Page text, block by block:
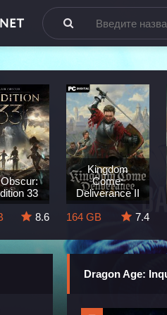
33
8.6
Kingdom
Come:
Deliverance II
164 GB
7.4
Dragon Age: